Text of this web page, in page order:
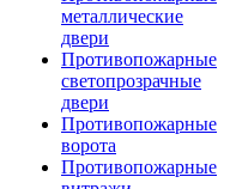
металлические
двери
Противопожарные
светопрозрачные
двери
Противопожарные
ворота
Противопожарные